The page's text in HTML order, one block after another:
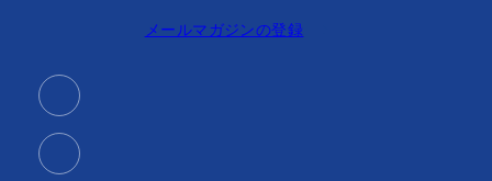
メールマガジンの登録